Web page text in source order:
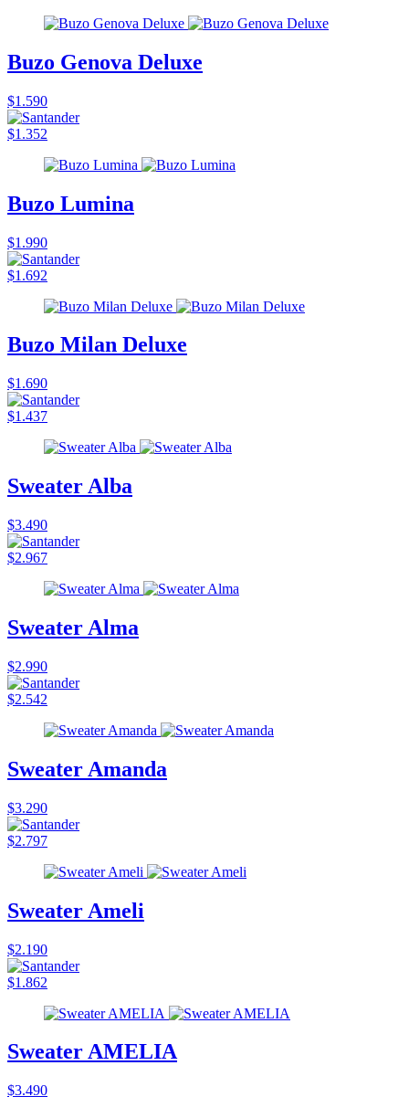
Buzo Genova Deluxe
$1.590
$1.352
Buzo Lumina
$1.990
$1.692
Buzo Milan Deluxe
$1.690
$1.437
Sweater Alba
$3.490
$2.967
Sweater Alma
$2.990
$2.542
Sweater Amanda
$3.290
$2.797
Sweater Ameli
$2.190
$1.862
Sweater AMELIA
$3.490